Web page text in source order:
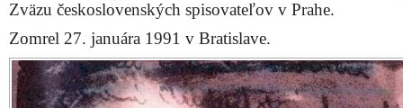
Miroslav Válek sa narodil 17. júla 1927 v Trnave,
1947 maturoval na obchodnej akadémii. Od roku 1949
v redakciách viacerých neliterárnych časopisov.
rokov sa stal redaktorom a v rokoch 1962 – 1966
literárneho mesačníka Mladá tvorba.